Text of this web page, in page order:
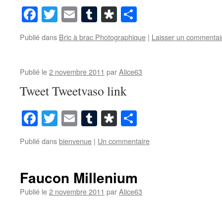
Facebook
Twitter
EmailTumblrDiaspora
Publié dans Bric à brac Photographique | Laisser un
Publié le2 novembre 2011 parAlice63
Tweet Tweetvaso link
Facebook
Twitter
EmailTumblrDiaspora
Publié dansbienvenue | Un commentaire
Faucon Millenium
Publié le2 novembre 2011 parAlice63